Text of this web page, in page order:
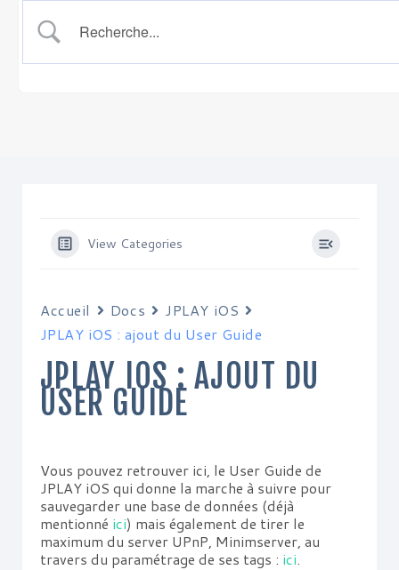
View Categories
Accueil Docs
JPLAY iOS
JPLAY iOS : ajout du User Guide
JPLAY IOS : AJOUT DU
USER GUIDE
Vous pouvez retrouver ici, le User Guide de
JPLAY iOS qui donne la marche à suivre pour
sauvegarder une base de données (déjà
mentionné ici) mais également de tirer le
maximum du server UPnP, Minimserver, au
travers du paramétrage de ses tags : ici.